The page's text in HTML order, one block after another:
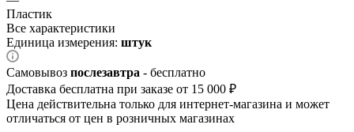
Пластик
Все характеристики
Единица измерения: штук
Самовывоз послезавтра - бесплатно
Доставка бесплатна при заказе от 15 000 ₽
Цена действительна только для интернет-магазина и может
отличаться от цен в розничных магазинах